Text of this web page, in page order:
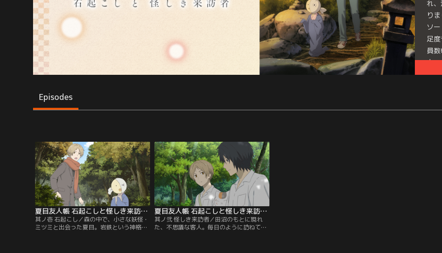
れ
り
ソ
足
員
中
た
「
Episodes
夏目友人帳 石起こしと怪しき来訪者 第01話
其ノ壱 石起こし／森の中で、小さな妖怪・
ミツミと出会った夏目。岩鉄という神格の
夏目友人帳 石起こしと怪しき来訪者 第02話（最終話）
其ノ弐 怪しき来訪者／田沼のもとに現れ
た、不思議な客人。毎日のように訪ねて来